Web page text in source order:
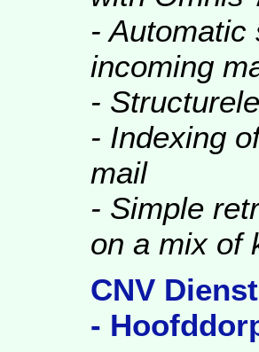
- Automatic
incoming
-
- Indexing
mail
- Simple
on a mix of
CNV
-